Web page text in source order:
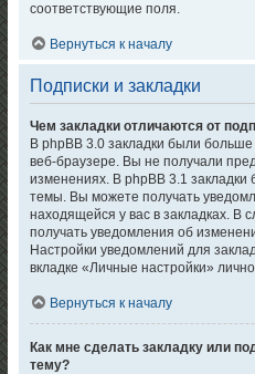
соответствующие поля.
Вернуться к началу
Подписки и закладки
Чем закладки отличаются от
В phpBB 3.0 закладки были
веб-браузере. Вы не получали
изменениях. В phpBB 3.1
темы. Вы можете получать
находящейся у вас в закладках. В
получать уведомления об
Настройки уведомлений для
вкладке «Личные настройки»
Вернуться к началу
Как мне сделать закладку или
тему?